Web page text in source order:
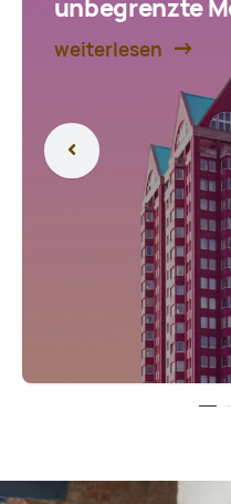
unbegrenzte
weiterlesen